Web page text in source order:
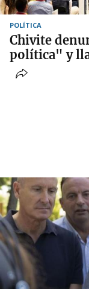
POLÍTICA
Chivite
política" y